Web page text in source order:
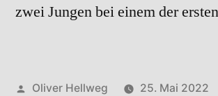
zwei Jungen bei einem der
Veröffentlicht
Oliver Hellweg
25. Mai 2022